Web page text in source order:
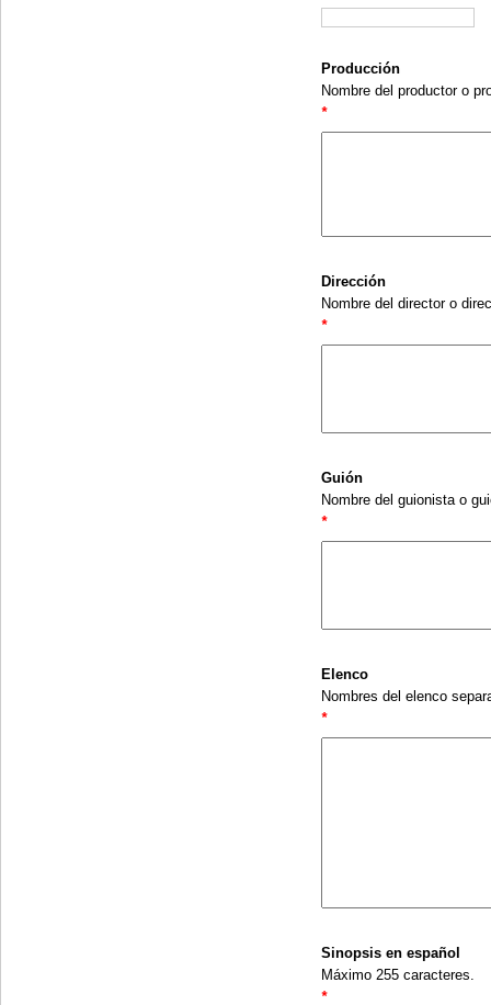
Producción
Nombre del productor o
*
Dirección
Nombre del director o
*
Guión
Nombre del guionista o
*
Elenco
Nombres del elenco
*
Sinopsis en español
Máximo 255 caracteres.
*